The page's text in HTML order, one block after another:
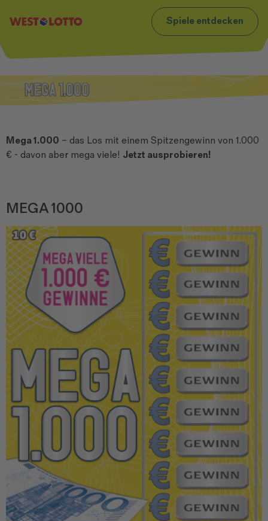
Zum Footer Spiele entdecken
Mega 1.000 – das Los mit einem Spitzengewinn von 1.000
€ - davon aber mega viele! Jetzt ausprobieren!
MEGA 1000